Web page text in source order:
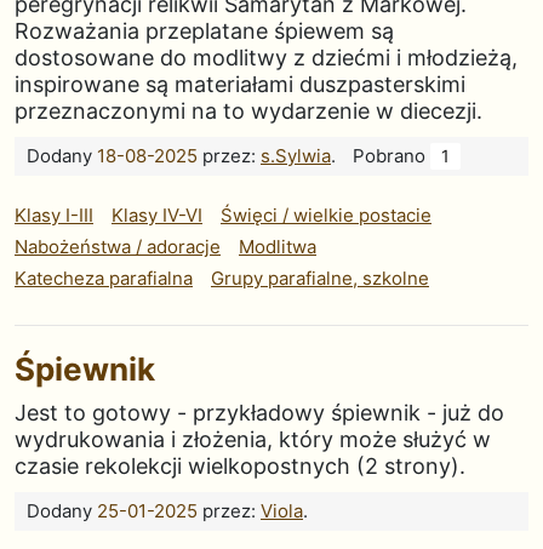
Rozważania przeplatane śpiewem są
dostosowane do modlitwy z dziećmi i młodzieżą,
inspirowane są materiałami duszpasterskimi
przeznaczonymi na to wydarzenie w diecezji.
Dodany 18-08-2025 przez: s.Sylwia. Pobrano 1
Klasy I-III Klasy IV-VI
Święci / wielkie postacie
Nabożeństwa / adoracje
Modlitwa
Katecheza parafialna
Grupy parafialne, szkolne
Śpiewnik
Jest to gotowy - przykładowy śpiewnik - już do
wydrukowania i złożenia, który może służyć w
czasie rekolekcji wielkopostnych (2 strony).
Dodany 25-01-2025 przez: Viola.